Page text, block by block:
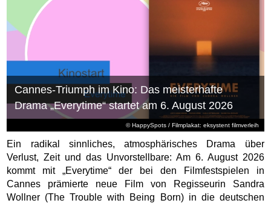
© HappySpots / Filmplakat: eksystent filmverleih
Cannes-Triumph im Kino: Das meisterhafte
Drama „Everytime“ startet am 6. August 2026
Ein radikal sinnliches, atmosphärisches Drama über
Verlust, Zeit und das Unvorstellbare: Am 6. August 2026
kommt mit „Everytime“ der bei den Filmfestspielen in
Cannes prämierte neue Film von Regisseurin Sandra
Wollner (The Trouble with Being Born) in die deutschen